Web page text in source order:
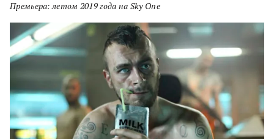
Премьера: летом 2019 года на Sky One